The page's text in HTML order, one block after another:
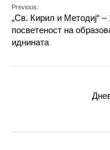
Previous:
„Св. Кирил и Методиј“ –
посветеност на
иднината